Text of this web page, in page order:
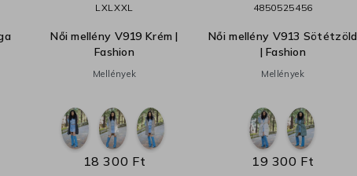
LXLXXL
Női mellény V919 Krém |
Fashion
Mellények
18 300 Ft
4850525456
Női mellény V913 Sötétzöld
| Fashion
Mellények
19 300 Ft